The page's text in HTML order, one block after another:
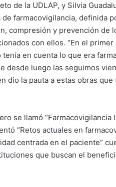
de la UDLAP, y Silvia
farmacovigilancia, definida
compresión y prevención de
con ellos. “En el primer
en cuenta lo que era
desde luego las seguimos
dio la pauta a estas obras que
se llamó “Farmacovigilancia
“Retos actuales en
centrada en el paciente”
que buscan el